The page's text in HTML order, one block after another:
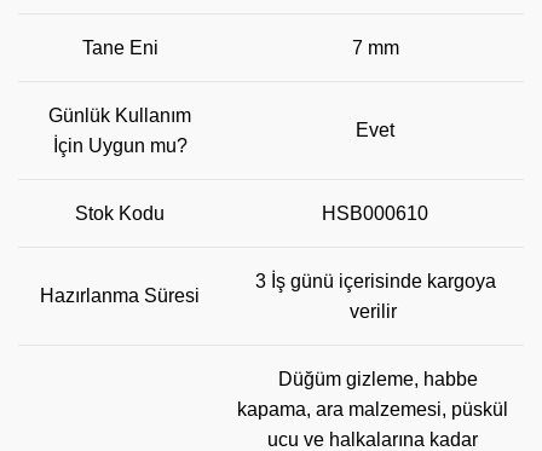
Tane Eni 7 mm
Günlük Kullanım
İçin Uygun mu?
Evet
Stok Kodu HSB000610
Hazırlanma Süresi
3 İş günü içerisinde kargoya
verilir
Düğüm gizleme, habbe
kapama, ara malzemesi, püskül
ucu ve halkalarına kadar